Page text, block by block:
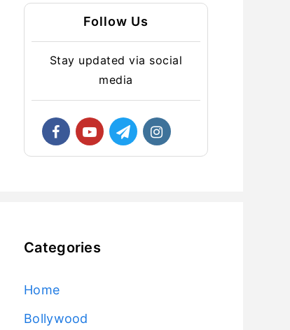
Follow Us
Stay updated via social
media
Categories
Home
Bollywood